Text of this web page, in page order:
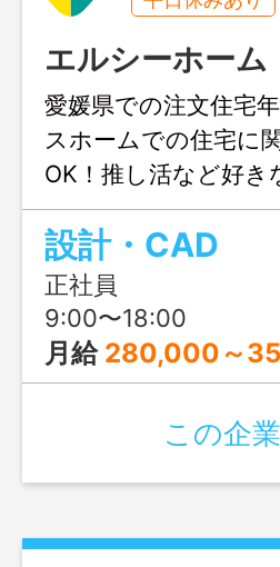
エルシーホーム
愛媛県での注文住宅
スホームでの住宅に
OK！推し活など好
きます♪結婚や出産
も充実！人生設計が
リアチェンジしてみ
ます！
設計・CAD
正社員
9:00〜18:00
月給 280,000～
この企